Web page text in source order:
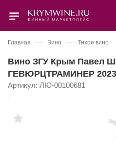
Главная — Вино — Тихое вино
Вино ЗГУ Крым Павел
ГЕВЮРЦТРАМИНЕР 2023
Артикул: ЛЮ-00100681